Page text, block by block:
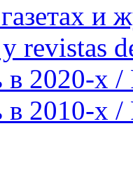
и
revistas
в 2020-х /
в 2010-х /